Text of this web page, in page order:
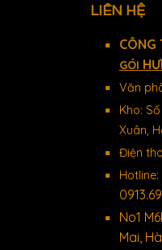
LIÊN HỆ
CÔNG
GÓI
Văn
Kho:
Xuân,
Điện
No1
Mai,